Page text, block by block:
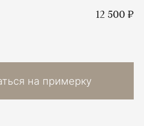
12 500 ₽
на примерку